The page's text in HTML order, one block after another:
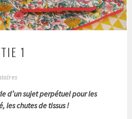
1
d’un sujet perpétuel pour les
les chutes de tissus !